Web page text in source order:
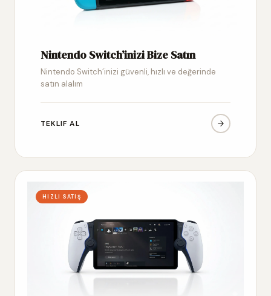
Nintendo Switch’inizi Bize Satın
Nintendo Switch’inizi güvenli, hızlı ve değerinde
satın alalım
TEKLIF AL
HIZLI SATIŞ